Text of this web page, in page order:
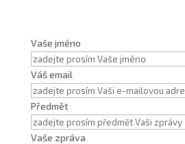
Vaše jméno
Váš email
Předmět
Vaše zpráva